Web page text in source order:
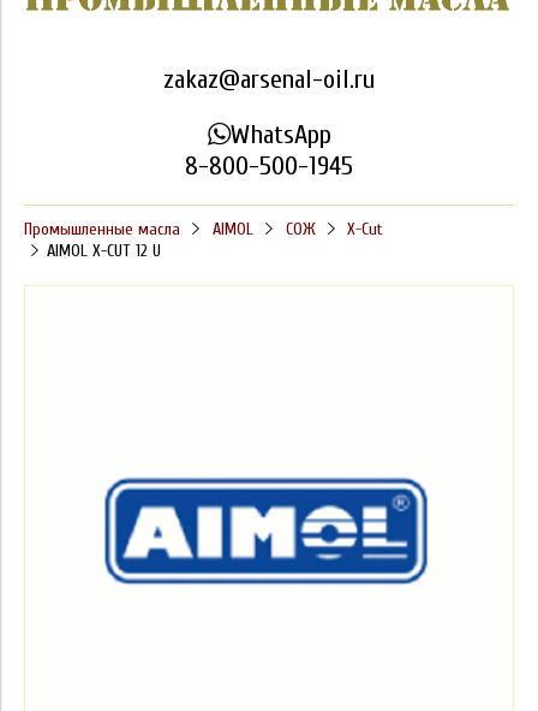
zakaz@arsenal-oil.ru
WhatsApp
8-800-500-1945
Промышленные масла AIMOL СОЖ
X-Cut
AIMOL X-CUT 12 U